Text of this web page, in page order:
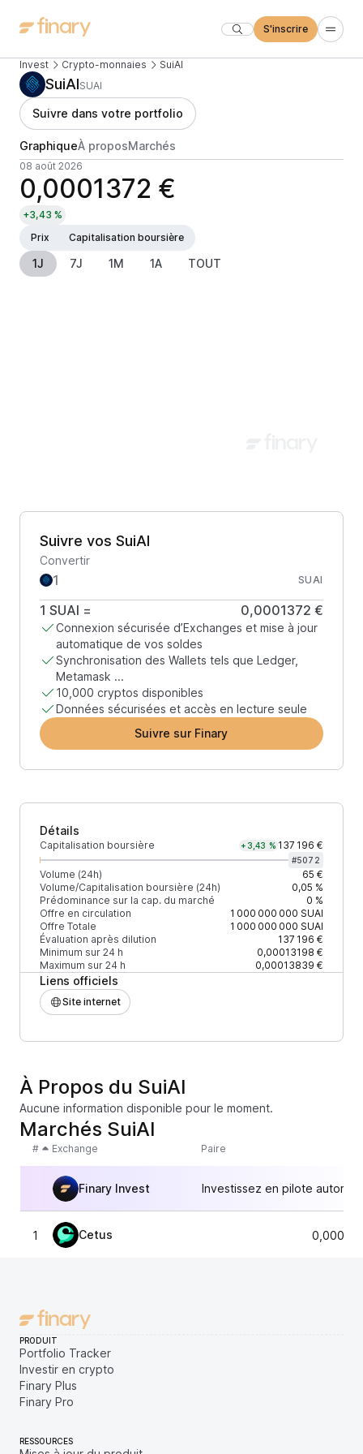
S'inscrire
Invest Crypto-monnaies SuiAI
SuiAISUAI
Suivre dans votre portfolio
GraphiqueÀ proposMarchés
08 août 2026
0,0001372 €
+3,43 %
Prix
Capitalisation boursière
1J 7J 1M 1A TOUT
Suivre vos SuiAI
Convertir
SUAI
1 SUAI = 0,0001372 €
Connexion sécurisée d’Exchanges et mise à jour
automatique de vos soldes
Synchronisation des Wallets tels que Ledger,
Metamask ...
10,000 cryptos disponibles
Données sécurisées et accès en lecture seule
Suivre sur Finary
Détails
Capitalisation boursière +3,43 % 137 196 €
#5072
Volume (24h)
65 €
Volume/Capitalisation boursière (24h)
0,05 %
Prédominance sur la cap. du marché
0 %
Offre en circulation
1 000 000 000 SUAI
Offre Totale
1 000 000 000 SUAI
Évaluation après dilution
137 196 €
Minimum sur 24 h
0,00013198 €
Maximum sur 24 h
0,00013839 €
Liens officiels
Site internet
À Propos du SuiAI
Aucune information disponible pour le moment.
Marchés SuiAI
# Exchange Paire
Finary Invest Investissez en pilote
1 Cetus
PRODUIT
Portfolio Tracker
Investir en crypto
Finary Plus
Finary Pro
RESSOURCES